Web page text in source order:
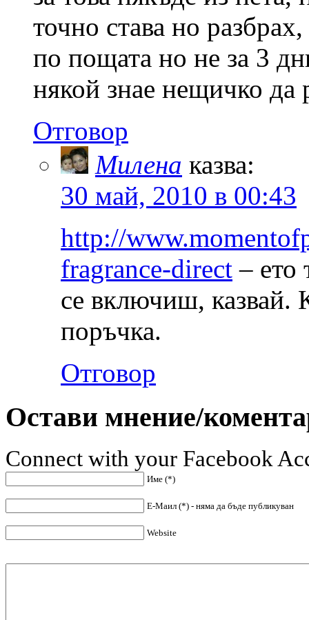
точно става но
по пощата но не за 3
някой знае нещичко да
Отговор
Милена казва:
30 май, 2010 в 00:43
http://
fragrance-direct – ето
се включиш,
поръчка.
Отговор
Остави мнение/
Connect with your Facebook
Име (*)
Е-Маил (*) - няма да бъде публикуван
Website